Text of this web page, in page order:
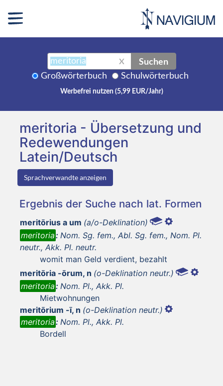
X Suchen
Großwörterbuch Schulwörterbuch
Werbefrei nutzen (5,99 EUR/Jahr)
meritoria - Übersetzung und
Redewendungen
Latein/Deutsch
Sprachverwandte anzeigen
Ergebnis der Suche nach lat. Formen
meritōrius a um (a/o-Deklination)
meritoria: Nom. Sg. fem., Abl. Sg. fem., Nom. Pl.
neutr., Akk. Pl. neutr.
womit man Geld verdient, bezahlt
meritōria -ōrum, n (o-Deklination neutr.)
meritoria: Nom. Pl., Akk. Pl.
Mietwohnungen
meritōrium -ī, n (o-Deklination neutr.)
meritoria: Nom. Pl., Akk. Pl.
Bordell